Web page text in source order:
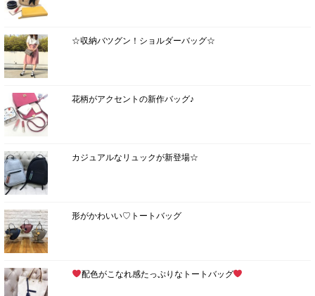
☆収納バツグン！ショルダーバッグ☆
花柄がアクセントの新作バッグ♪
カジュアルなリュックが新登場☆
形がかわいい♡トートバッグ
配色がこなれ感たっぷりなトートバッグ